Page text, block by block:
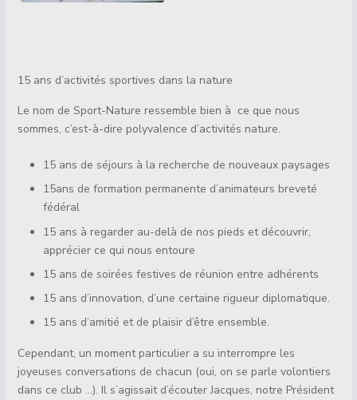
15 ans d’activités sportives dans la nature
Le nom de Sport-Nature ressemble bien à ce que nous
sommes, c’est-à-dire polyvalence d’activités nature.
15 ans de séjours à la recherche de nouveaux paysages
15ans de formation permanente d’animateurs breveté
fédéral
15 ans à regarder au-delà de nos pieds et découvrir,
apprécier ce qui nous entoure
15 ans de soirées festives de réunion entre adhérents
15 ans d’innovation, d’une certaine rigueur diplomatique.
15 ans d’amitié et de plaisir d’être ensemble.
Cependant, un moment particulier a su interrompre les
joyeuses conversations de chacun (oui, on se parle volontiers
dans ce club …). Il s’agissait d’écouter Jacques, notre Président